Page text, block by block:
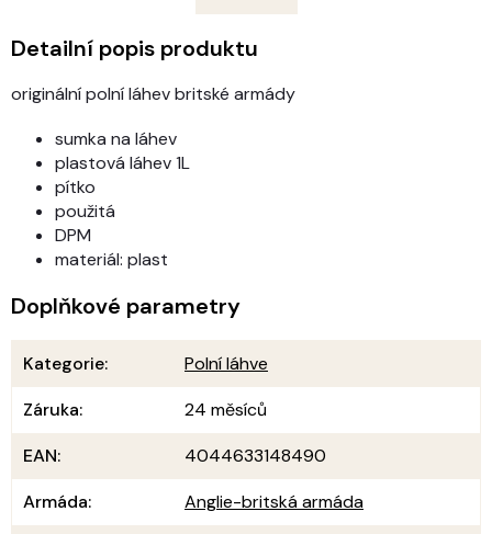
Detailní popis produktu
originální polní láhev britské armády
sumka na láhev
plastová láhev 1L
pítko
použitá
DPM
materiál: plast
Doplňkové parametry
Kategorie:
Polní láhve
Záruka:
24 měsíců
EAN:
4044633148490
Armáda:
Anglie-britská armáda